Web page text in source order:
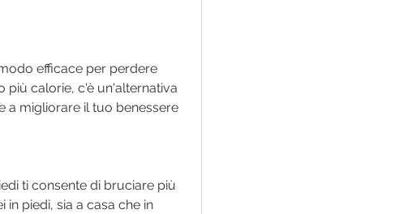
efficace per perdere
più calorie, c'è un'alternativa
a migliorare il tuo benessere
ti consente di bruciare più
piedi, sia a casa che in